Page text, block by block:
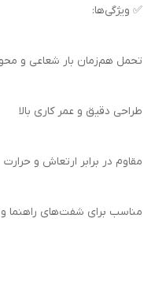
✅ ویژگی‌ها:
تحمل هم‌زمان بار شعاعی و
طراحی دقیق و عمر کاری بالا
مقاوم در برابر ارتعاش و حرارت
مناسب برای شفت‌های